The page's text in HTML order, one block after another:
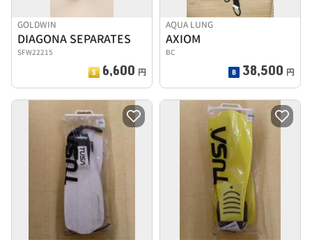
GOLDWIN
DIAGONA SEPARATES
SFW22215
6,600 円
AQUA LUNG
AXIOM
BC
38,500 円